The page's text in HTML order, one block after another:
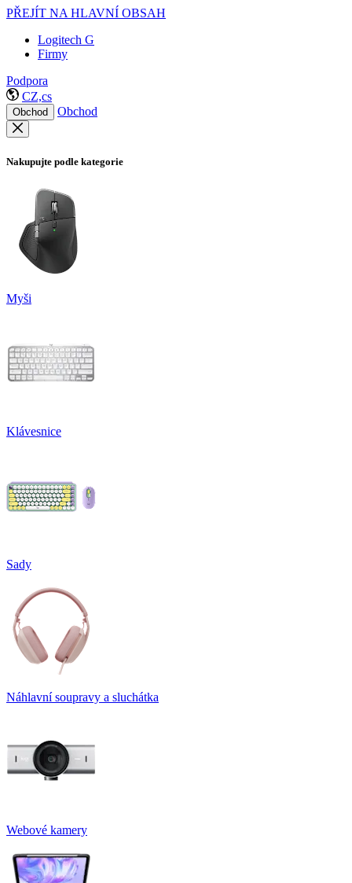
PŘEJÍT NA HLAVNÍ OBSAH
Logitech G
Firmy
Podpora
CZ,cs
Obchod Obchod
Nakupujte podle kategorie
Myši
Klávesnice
Sady
Náhlavní soupravy a sluchátka
Webové kamery